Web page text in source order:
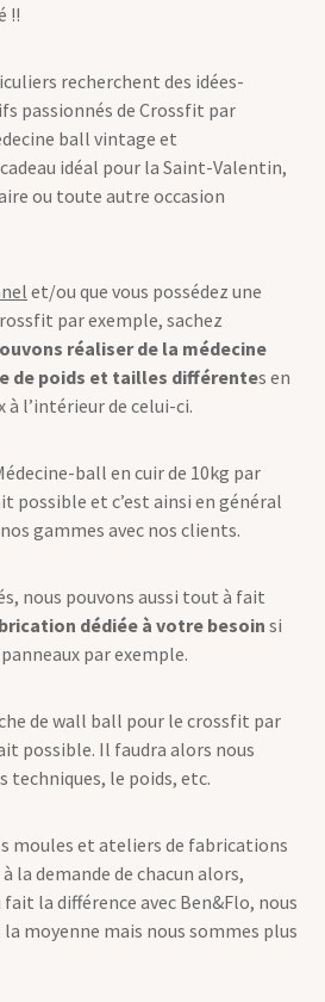
!!
recherchent des idées-
passionnés de Crossfit par
ball vintage et
idéal pour la Saint-Valentin,
ou toute autre occasion
et/ou que vous possédez une
par exemple, sachez
réaliser de la médecine
de poids et tailles différentes en
l’intérieur de celui-ci.
ball en cuir de 10kg par
possible et c’est ainsi en général
gammes avec nos clients.
nous pouvons aussi tout à fait
dédiée à votre besoin si
par exemple.
de wall ball pour le crossfit par
possible. Il faudra alors nous
techniques, le poids, etc.
moules et ateliers de fabrications
la demande de chacun alors,
la différence avec Ben&Flo, nous
moyenne mais nous sommes plus